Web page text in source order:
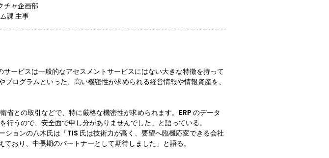
チャ企画部
課 主事
ービスは一般的なアセスメントサービスにはない大きな特徴を持って
ログラムといった、高い機密性が求められる経営情報や情報資産を、
との取引などで、特に厳格な機密性が求められます。ERP のデータ
うので、安全面で申し分がありませんでした」と語っている。
ョンの八木氏は「TIS 氏は技術力が高く、要望へ臨機応変できる会社
おり、中長期のパートナーとして期待しました」と語る。